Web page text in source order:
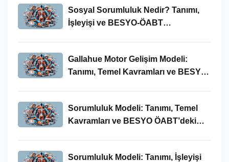
Sosyal Sorumluluk Nedir? Tanımı,
İşleyişi ve BESYO-ÖABT
Gallahue Motor Gelişim Modeli:
Tanımı, Temel Kavramları ve BESYO-
Sorumluluk Modeli: Tanımı, Temel
Kavramları ve BESYO ÖABT’deki
Sorumluluk Modeli: Tanımı, İşleyişi